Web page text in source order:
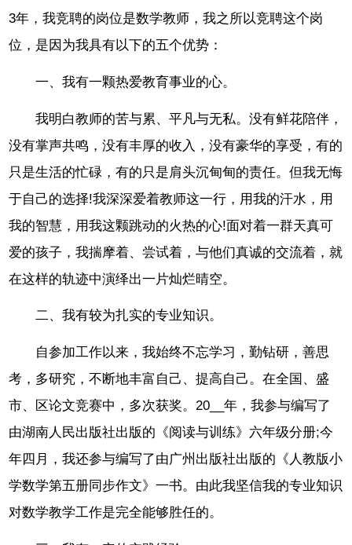
3年，我竞聘的岗位是数学教师，我之所以竞聘这个岗
位，是因为我具有以下的五个优势：
一、我有一颗热爱教育事业的心。
我明白教师的苦与累、平凡与无私。没有鲜花陪伴，
没有掌声共鸣，没有丰厚的收入，没有豪华的享受，有的
只是生活的忙碌，有的只是肩头沉甸甸的责任。但我无悔
于自己的选择!我深深爱着教师这一行，用我的汗水，用
我的智慧，用我这颗跳动的火热的心!面对着一群天真可
爱的孩子，我揣摩着、尝试着，与他们真诚的交流着，就
在这样的轨迹中演绎出一片灿烂晴空。
二、我有较为扎实的专业知识。
自参加工作以来，我始终不忘学习，勤钻研，善思
考，多研究，不断地丰富自己、提高自己。在全国、盛
市、区论文竞赛中，多次获奖。20__年，我参与编写了
由湖南人民出版社出版的《阅读与训练》六年级分册;今
年四月，我还参与编写了由广州出版社出版的《人教版小
学数学第五册同步作文》一书。由此我坚信我的专业知识
对数学教学工作是完全能够胜任的。